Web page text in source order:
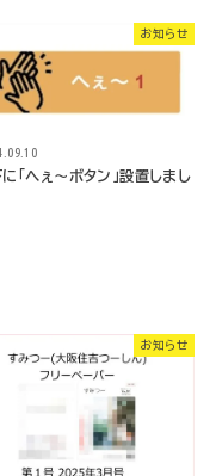
お知らせ
「へぇ〜ボタン」設置しまし
お知らせ